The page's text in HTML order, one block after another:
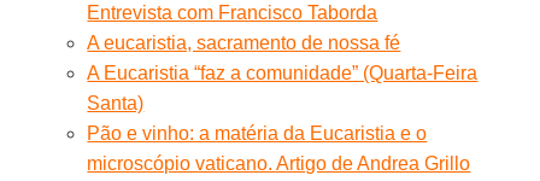
Entrevista com Francisco Taborda
A eucaristia, sacramento de nossa fé
A Eucaristia “faz a comunidade” (Quarta-Feira
Santa)
Pão e vinho: a matéria da Eucaristia e o
microscópio vaticano. Artigo de Andrea Grillo